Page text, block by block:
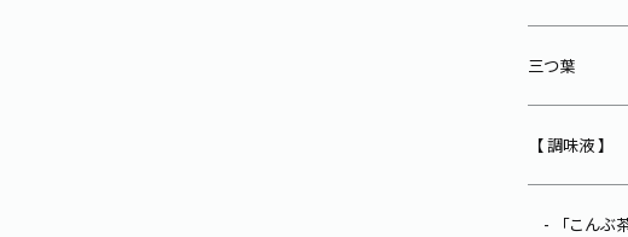
三つ葉
【 調味液 】
- 「こんぶ茶